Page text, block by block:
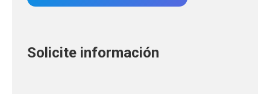
Solicite información